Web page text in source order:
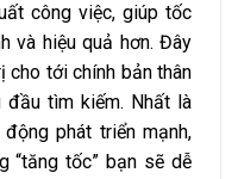
công việc, giúp tốc
và hiệu quả hơn. Đây
cho tới chính bản thân
tìm kiếm. Nhất là
phát triển mạnh,
“tăng tốc” bạn sẽ dễ